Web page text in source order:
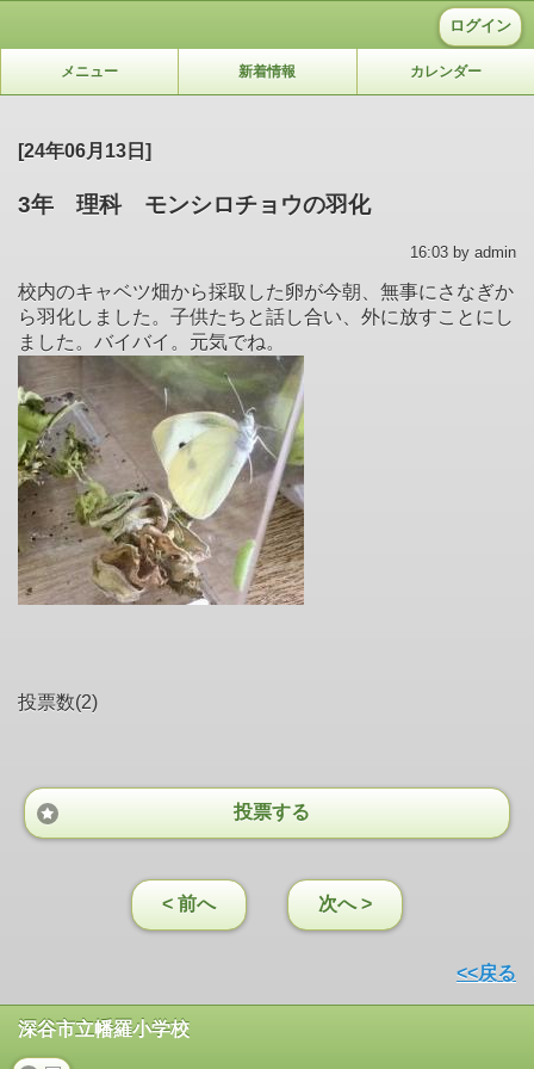
ログイン
メニュー 新着情報 カレンダー
[24年06月13日]
3年 理科 モンシロチョウの羽化
16:03 by admin
校内のキャベツ畑から採取した卵が今朝、無事にさなぎか
ら羽化しました。子供たちと話し合い、外に放すことにし
ました。バイバイ。元気でね。
投票数(2)
投票する
< 前へ 次へ >
<<戻る
深谷市立幡羅小学校